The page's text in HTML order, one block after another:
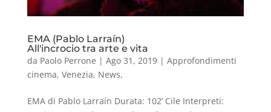
EMA (Pablo Larraín)
All'incrocio tra arte e vita
da Paolo Perrone | Ago 31, 2019| Approfondimenti
cinema, Venezia, News,
EMA di Pablo Larraín Durata: 102’ Cile Interpreti: